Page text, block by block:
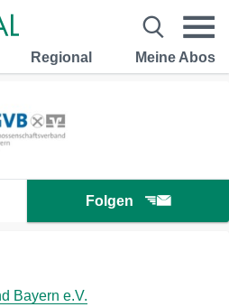
Regional Meine Abos
Folgen
Bayern e.V.